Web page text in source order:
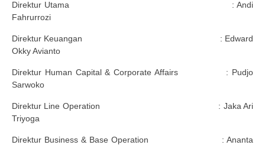
Direktur Utama : Andi
Fahrurrozi
Direktur Keuangan : Edward
Okky Avianto
Direktur Human Capital & Corporate Affairs : Pudjo
Sarwoko
Direktur Line Operation : Jaka Ari
Triyoga
Direktur Business & Base Operation : Ananta